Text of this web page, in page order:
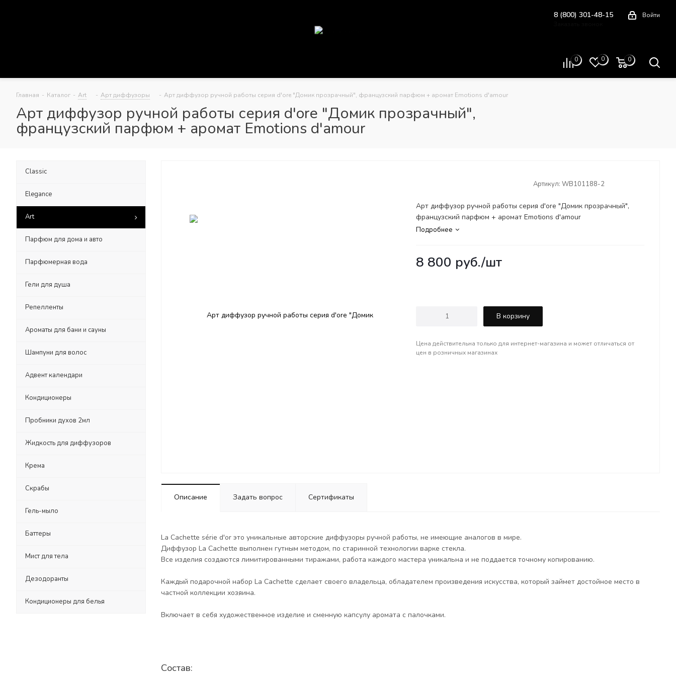
Войти
8 (800) 301-48-15
0 0 0
Главная - Каталог - Art - Арт диффузоры - Арт диффузор ручной работы серия d'ore "Домик прозрачный", французский парфюм + аромат Emotions d'amour
Арт диффузор ручной работы серия d'ore "Домик прозрачный",
французский парфюм + аромат Emotions d'amour
Артикул: WB101188-2
Арт диффузор ручной работы серия d'ore "Домик прозрачный",
французский парфюм + аромат Emotions d'amour
Подробнее
8 800 руб./шт
В корзину
Цена действительна только для интернет-магазина и может отличаться от
цен в розничных магазинах
Описание Задать вопрос Сертификаты
La Cachette série d'or это уникальные авторские диффузоры ручной работы, не имеющие аналогов в мире.
Диффузор La Cachette выполнен гутным методом, по старинной технологии варке стекла.
Все изделия создаются лимитированными тиражами, работа каждого мастера уникальна и не поддается точному копированию.
Каждый подарочной набор La Cachette сделает своего владельца, обладателем произведения искусства, который займет достойное место в
частной коллекции хозяина.
Включает в себя художественное изделие и сменную капсулу аромата с палочками.
Состав:
Classic
Elegance
Art
Парфюм для дома и авто
Парфюмерная вода
Гели для душа
Репелленты
Ароматы для бани и сауны
Шампуни для волос
Адвент календари
Кондиционеры
Пробники духов 2мл
Жидкость для диффузоров
Крема
Скрабы
Гель-мыло
Баттеры
Мист для тела
Дезодоранты
Кондиционеры для белья